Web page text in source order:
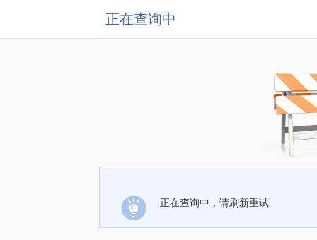
正在查询中
正在查询中，请刷新重试